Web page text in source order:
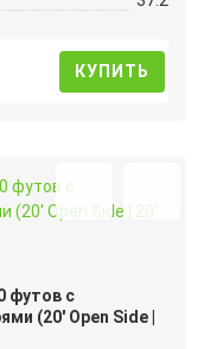
КУПИТЬ
футов с
(20′ Open Side |